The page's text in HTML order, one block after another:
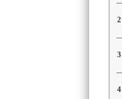
2
3
4